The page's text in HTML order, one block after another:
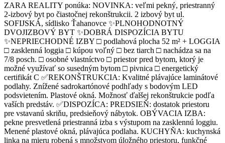
ZARA REALITY ponúka: NOVINKA: veľmi pekný, priestranný
2-izbový byt po čiastočnej rekonštrukcii. 2 izbový byt ul.
SOFIJSKÁ, sídlisko Ťahanovce ✨PLNOHODNOTNÝ
DVOJIZBOVÝ BYT ✨DOBRÁ DISPOZÍCIA BYTU
✨NEPRIECHODNÉ IZBY □ podlahová plocha 52 m² + LOGGIA
□ zasklenná loggia □ kúpou voľný □ bez tiarch □ nachádza sa na
7/8 posch. □ osobné vlastníctvo □ priestor pred bytom, ktorý je
možné využívať so susedným bytom □ pivnica □ energetický
certifikát C ✅REKONŠTRUKCIA: Kvalitné plávajúce laminátové
podlahy. Znížené sadrokartónové podhľady s bodovým LED
podsvietením. Plastové okná. Možnosť ďalšej rekonštrukcie podľa
vaších predstáv. ✅DISPOZÍCA: PREDSIEŇ: dostatok priestoru
pre vstavanú skriňu, predsieňový nábytok. OBÝVACIA IZBA:
pekne presvetlená priestranná izba s výstupom na zasklennú loggiu.
Menené plastové okná, plávajúca podlaha. KUCHYŇA: kuchynská
linka na mieru robená s množstvom úložného priestoru, funkčné